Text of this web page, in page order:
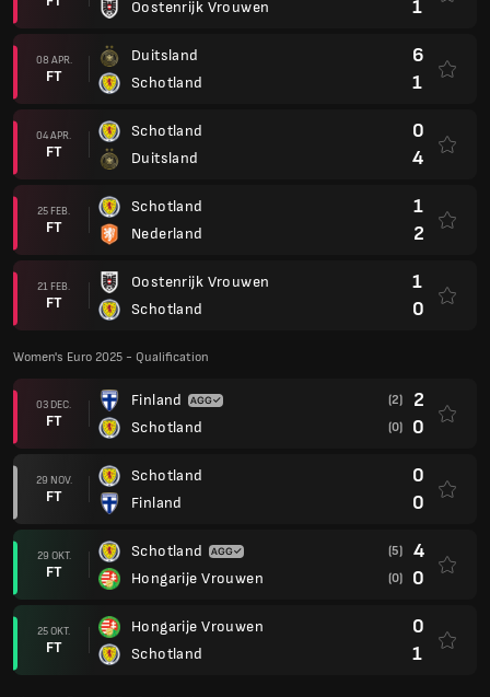
Oostenrijk Vrouwen
1
08 APR.
FT
Duitsland
Schotland
6
1
04 APR.
FT
Schotland
Duitsland
0
4
25 FEB.
FT
Schotland
Nederland
1
2
21 FEB.
FT
Oostenrijk Vrouwen
Schotland
1
0
Women's Euro 2025 - Qualification
03 DEC.
FT
Finland
Schotland
(2) 2
(0) 0
29 NOV.
FT
Schotland
Finland
0
0
29 OKT.
FT
Schotland
Hongarije Vrouwen
(5) 4
(0) 0
25 OKT.
FT
Hongarije Vrouwen
Schotland
0
1